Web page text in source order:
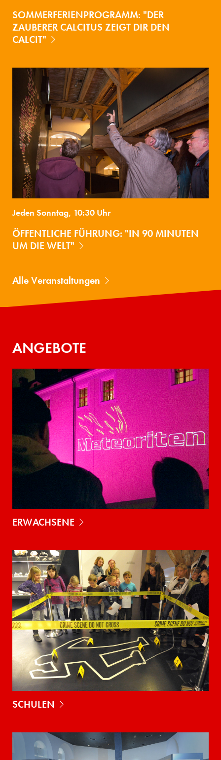
SOMMERFERIENPROGRAMM: "DER
ZAUBERER CALCITUS ZEIGT DIR DEN
CALCIT"
Jeden Sonntag, 10:30 Uhr
ÖFFENTLICHE FÜHRUNG: "IN 90 MINUTEN
UM DIE WELT"
Alle Veranstaltungen
ANGEBOTE
ERWACHSENE
SCHULEN